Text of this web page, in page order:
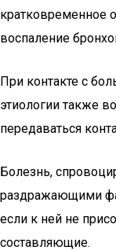
кратковременное
воспаление
При контакте с
этиологии также
передаваться
Болезнь,
раздражающими
если к ней не
составляющие.